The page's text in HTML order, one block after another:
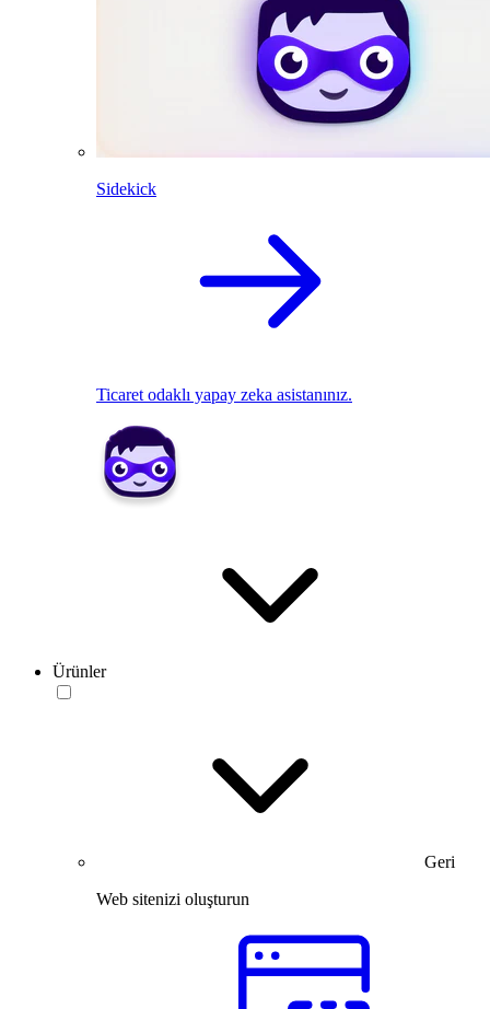
Sidekick
Ticaret odaklı yapay zeka asistanınız.
Ürünler
Geri
Web sitenizi oluşturun